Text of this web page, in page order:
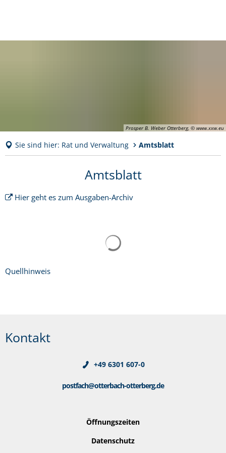
Prosper B. Weber Otterberg, © www.xxw.eu
Sie sind hier: Rat und Verwaltung Amtsblatt
Amtsblatt
Hier geht es zum Ausgaben-Archiv
Quellhinweis
Kontakt
+49 6301 607-0
postfach@otterbach-otterberg.de
Öffnungszeiten
Datenschutz